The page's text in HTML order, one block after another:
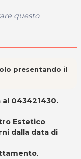
questo
presentando il
al 043421430.
.
Estetico.
dalla data di
.